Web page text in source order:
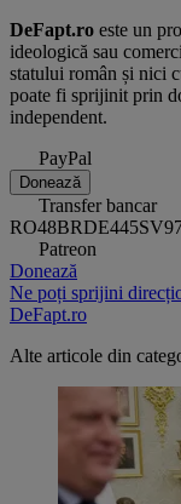
DeFapt.ro este un
ideologică sau
statului român și nici
poate fi sprijinit prin
independent.
PayPal
Donează
Transfer bancar
Patreon
Donează
Ne poți sprijini
DeFapt.ro
Alte articole din